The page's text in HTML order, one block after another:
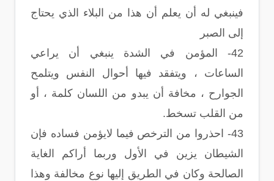
فينبغي له أن يعلم أن هذا من البلاء الذي يحتاج
إلى الصبر
42- المؤمن في الشدة ينبغي أن يراعي
الساعات ، ويتفقد فيها أحوال النفس ويتلمح
الجوارح ، مخافة أن يبدو من اللسان كلمة ، أو
من القلب تسخط.
43- احذروا من الترخص فيما لايؤمن فساده فإن
الشيطان يزين في الأول وربما أراكم الغاية
الصالحة وكان في الطريق إليها نوع مخالفة وهذا